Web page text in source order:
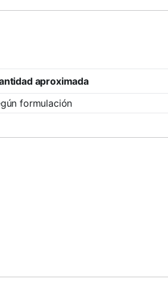
aproximada
formulación